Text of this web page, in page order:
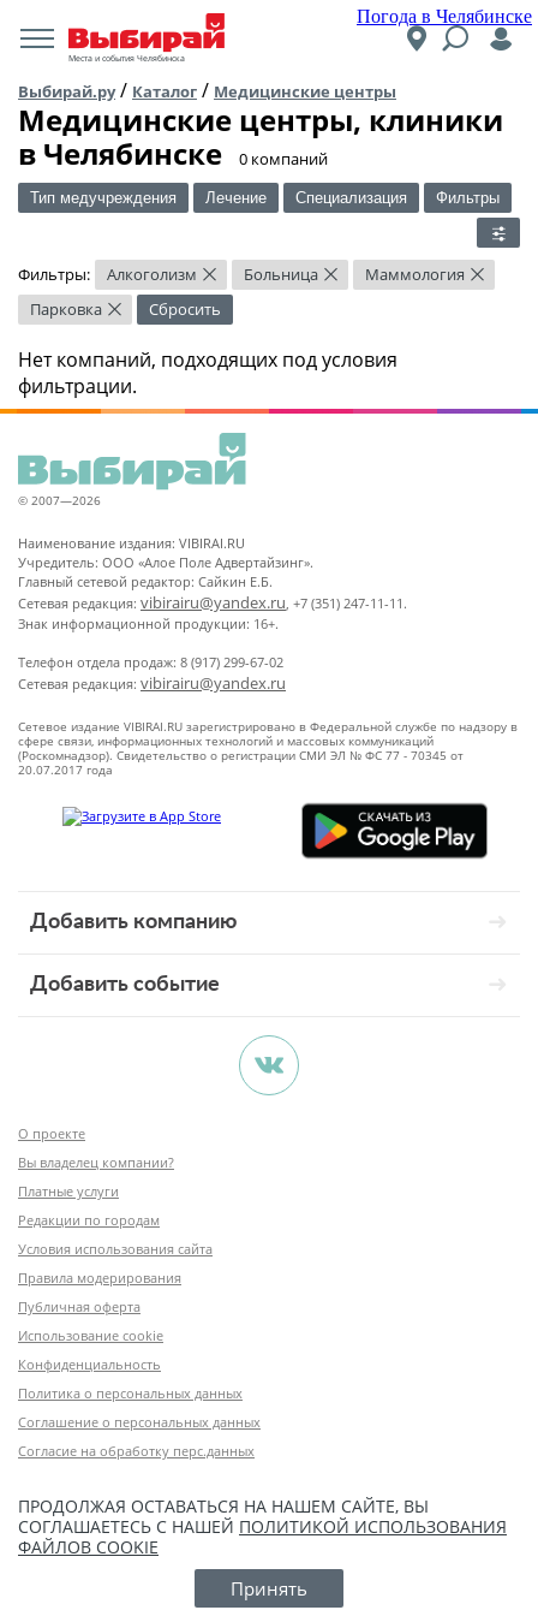
Погода в Челябинске
Места и события Челябинска
Выбирай.ру/ Каталог / Медицинские центры
Медицинские центры, клиники
в Челябинске
​0 компаний
Тип медучреждения Лечение Специализация Фильтры
Фильтры: Алкоголизм × Больница × Маммология ×
Парковка × Сбросить
Нет компаний, подходящих под условия
фильтрации.
© 2007—2026
Наименование издания: VIBIRAI.RU
Учредитель: ООО «Алое Поле Адвертайзинг».
Главный сетевой редактор: Сайкин Е.Б.
Сетевая редакция: vibirairu@yandex.ru, +7 (351) 247-11-11.
Знак информационной продукции: 16+.
Телефон отдела продаж: 8 (917) 299-67-02
Сетевая редакция: vibirairu@yandex.ru
Сетевое издание VIBIRAI.RU зарегистрировано в Федеральной службе по надзору в
сфере связи, информационных технологий и массовых коммуникаций
(Роскомнадзор). Свидетельство о регистрации СМИ ЭЛ № ФС 77 - 70345 от
20.07.2017 года
Добавить компанию
Добавить событие
О проекте
Вы владелец компании?
Платные услуги
Редакции по городам
Условия использования сайта
Правила модерирования
Публичная оферта
Использование cookie
Конфиденциальность
Политика о персональных данных
Соглашение о персональных данных
Согласие на обработку перс.данных
ПРОДОЛЖАЯ ОСТАВАТЬСЯ НА НАШЕМ САЙТЕ, ВЫ
СОГЛАШАЕТЕСЬ С НАШЕЙ ПОЛИТИКОЙ ИСПОЛЬЗОВАНИЯ
ФАЙЛОВ COOKIE
Принять